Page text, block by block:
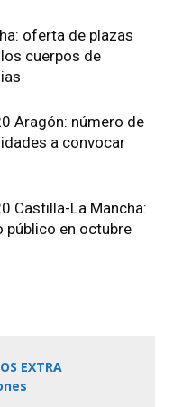
oferta de plazas
cuerpos de
Aragón: número de
a convocar
Castilla-La Mancha:
público en octubre
EXTRA